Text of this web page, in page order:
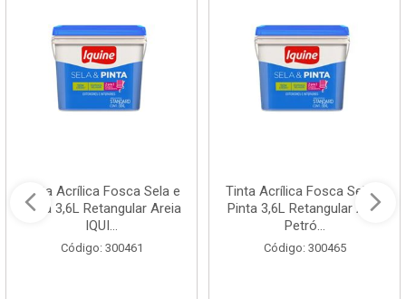
Tinta Acrílica Fosca Sela e
Pinta 3,6L Retangular Areia
IQUI...
Código: 300461
Tinta Acrílica Fosca Sela e
Pinta 3,6L Retangular Azul
Petró...
Código: 300465